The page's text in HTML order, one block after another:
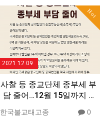
Hot
2021.12.09
사찰 등 종교단체 종부세 부
담 줄어…12월 15일까지 …
한국불교태고종 0